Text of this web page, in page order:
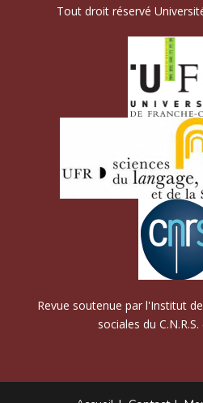
Tout droit réservé
Revue soutenue par l'Institut
sociales du